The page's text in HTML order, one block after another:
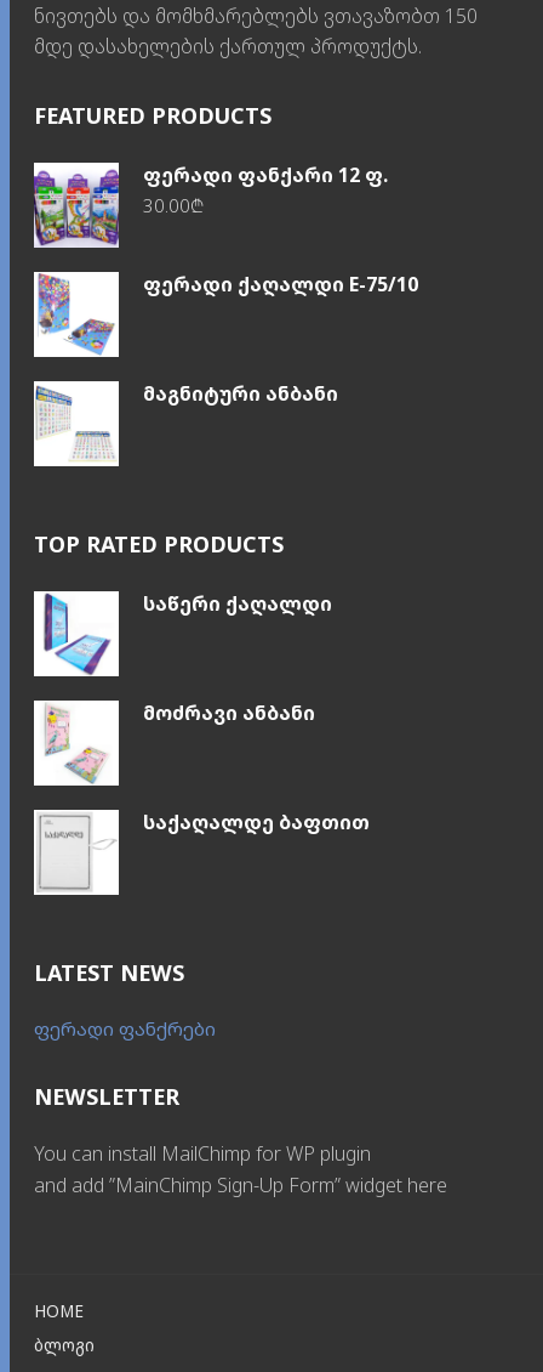
ნივთებს და მომხმარებლებს ვთავაზობთ 150
მდე დასახელების ქართულ პროდუქტს.
FEATURED PRODUCTS
ფერადი ფანქარი 12 ფ.
30.00₾
ფერადი ქაღალდი E-75/10
მაგნიტური ანბანი
TOP RATED PRODUCTS
საწერი ქაღალდი
მოძრავი ანბანი
საქაღალდე ბაფთით
LATEST NEWS
ფერადი ფანქრები
NEWSLETTER
You can install MailChimp for WP plugin
and add ”MainChimp Sign-Up Form” widget here
HOME
ᲑᲚᲝᲒᲘ